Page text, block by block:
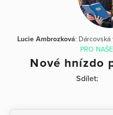
Lucie Ambrozková:
PRO
Nové hnízdo
Sdílet: